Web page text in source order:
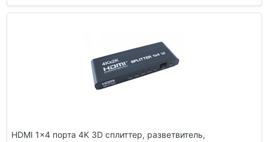
HDMI 1x4 порта 4K 3D сплиттер, разветвитель,